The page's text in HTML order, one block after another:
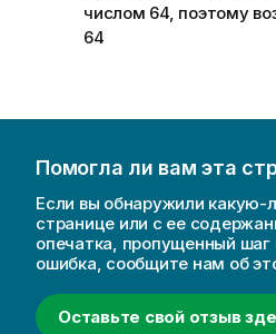
числом 64, поэтому
64
Помогла ли вам эта
Если вы обнаружили какую-
странице или с ее
опечатка, пропущенный шаг
ошибка, сообщите нам об
Оставьте свой отзыв